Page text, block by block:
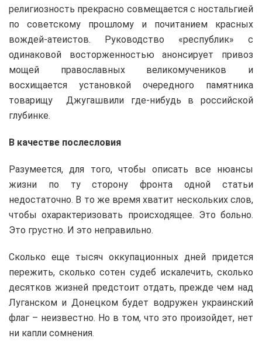
религиозность прекрасно совмещается с ностальгией
по советскому прошлому и почитанием красных
вождей-атеистов. Руководство «республик» с
одинаковой восторженностью анонсирует привоз
мощей православных великомучеников и
восхищается установкой очередного памятника
товарищу Джугашвили где-нибудь в российской
глубинке.
В качестве послесловия
Разумеется, для того, чтобы описать все нюансы
жизни по ту сторону фронта одной статьи
недостаточно. В то же время хватит нескольких слов,
чтобы охарактеризовать происходящее. Это больно.
Это грустно. И это неправильно.
Сколько еще тысяч оккупационных дней придется
пережить, сколько сотен судеб искалечить, сколько
десятков жизней предстоит отдать, прежде чем над
Луганском и Донецком будет водружен украинский
флаг – неизвестно. Но в том, что это произойдет, нет
ни капли сомнения.